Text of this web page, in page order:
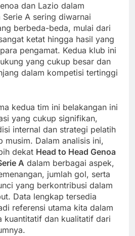
dan Lazio dalam
A sering diwarnai
berbeda-beda, mulai dari
ketat hingga hasil yang
pengamat. Kedua klub ini
yang cukup besar dan
dalam kompetisi tertinggi
kedua tim ini belakangan ini
yang cukup signifikan,
internal dan strategi pelatih
musim. Dalam analisis ini,
dekat Head to Head Genoa
A dalam berbagai aspek,
jumlah gol, serta
yang berkontribusi dalam
Data lengkap tersedia
referensi utama kita dalam
kuantitatif dan kualitatif dari